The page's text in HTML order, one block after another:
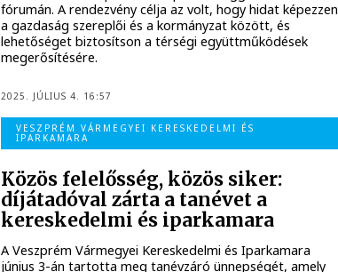
fórumán. A rendezvény célja az volt, hogy hidat képezzen
a gazdaság szereplői és a kormányzat között, és
lehetőséget biztosítson a térségi együttműködések
megerősítésére.
2025. JÚLIUS 4. 16:57
VESZPRÉM VÁRMEGYEI KERESKEDELMI ÉS
IPARKAMARA
Közös felelősség, közös siker:
díjátadóval zárta a tanévet a
kereskedelmi és iparkamara
A Veszprém Vármegyei Kereskedelmi és Iparkamara
június 3-án tartotta meg tanévzáró ünnepségét, amely